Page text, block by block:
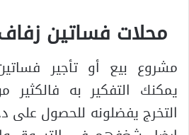
محلات فساتين
مشروع بيع أو تأجير
يمكنك التفكير به فالكثير
التخرج يفضلونه للحصول